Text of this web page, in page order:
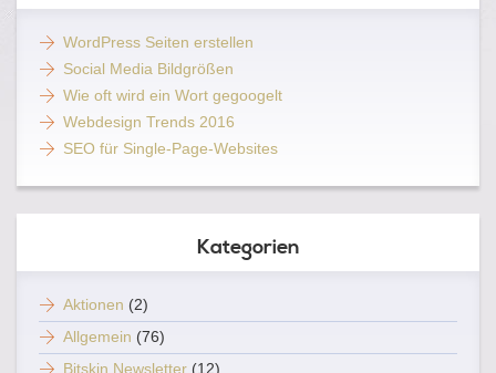
WordPress Seiten erstellen
Social Media Bildgrößen
Wie oft wird ein Wort gegoogelt
Webdesign Trends 2016
SEO für Single-Page-Websites
Kategorien
Aktionen (2)
Allgemein (76)
Bitskin Newsletter (12)